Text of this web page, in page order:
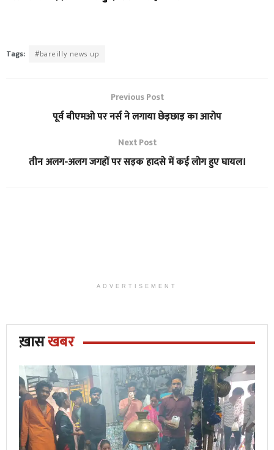
Tags: #bareilly news up
Previous Post
पूर्व बीएमओ पर नर्स ने लगाया छेड़छाड़ का आरोप
Next Post
तीन अलग-अलग जगहों पर सड़क हादसे में कई लोग हुए घायल।
ADVERTISEMENT
ख़ासखबर